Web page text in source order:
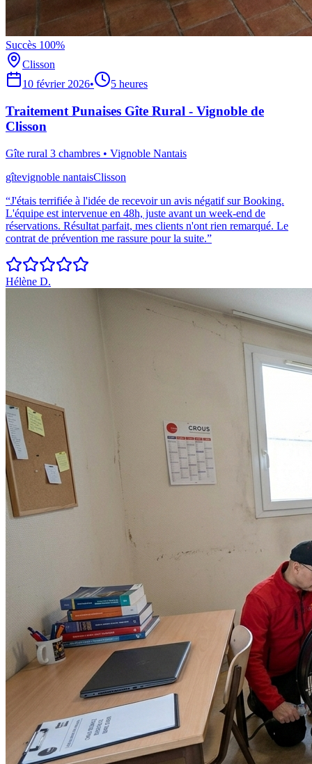
Succès 100%
Clisson
10 février 2026• 5 heures
Traitement Punaises Gîte Rural - Vignoble de
Clisson
Gîte rural 3 chambres • Vignoble Nantais
gîtevignoble nantaisClisson
“J'étais terrifiée à l'idée de recevoir un avis négatif sur Booking.
L'équipe est intervenue en 48h, juste avant un week-end de
réservations. Résultat parfait, mes clients n'ont rien remarqué. Le
contrat de prévention me rassure pour la suite.”
Hélène D.